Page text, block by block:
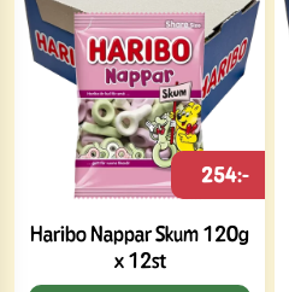
Haribo Nappar Skum 120g
x 12st
254:-